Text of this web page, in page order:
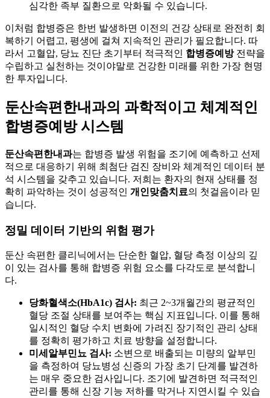
심각한 족부 질환으로 악화될 수 있습니다.
이처럼 합병증은 한번 발생하면 이전의 건강 상태로 완전히 회
복하기 어렵고, 평생에 걸쳐 지속적인 관리가 필요합니다. 따
라서 고혈압, 당뇨 진단 초기부터 적극적인 합병증예방전략을
수립하고 실천하는 것이야말로 건강한 미래를 위한 가장 현명
한 투자입니다.
둔산속편한내과의 과학적이고 체계적인
합병증예방 시스템
둔산속편한내과는 합병증 발생 위험을 조기에 예측하고 선제
적으로 대응하기 위해 최첨단 검진 장비와 체계적인 데이터 분
석 시스템을 갖추고 있습니다. 저희는 환자의 현재 상태를 정
확히 파악하는 것이 성공적인 개인맞춤치료의 첫걸음이라 믿
습니다.
정밀 데이터 기반의 위험 평가
둔산 속편한 클리닉에서는 단순한 혈압, 혈당 측정 이상의 깊
이 있는 검사를 통해 합병증 위험 요소를 다각도로 분석합니
다.
당화혈색소(HbA1c) 검사: 최근 2~3개월간의 평균적인
혈당 조절 상태를 보여주는 핵심 지표입니다. 이를 통해
일시적인 혈당 수치 변화에 가려진 장기적인 관리 상태
를 정확히 평가하고 치료 방향을 설정합니다.
미세알부민뇨 검사: 소변으로 배출되는 미량의 알부민
을 측정하여 당뇨병성 신증의 가장 초기 단계를 발견하
는 매우 중요한 검사입니다. 조기에 발견하면 적극적인
관리를 통해 신장 기능 저하를 막거나 지연시킬 수 있습